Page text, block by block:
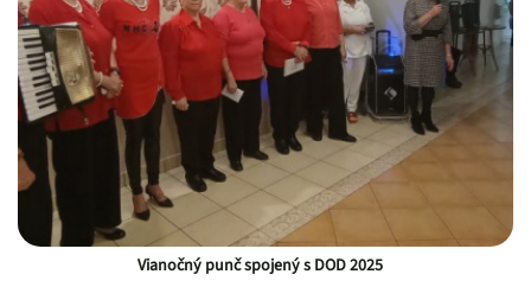
Vianočný punč spojený s DOD 2025